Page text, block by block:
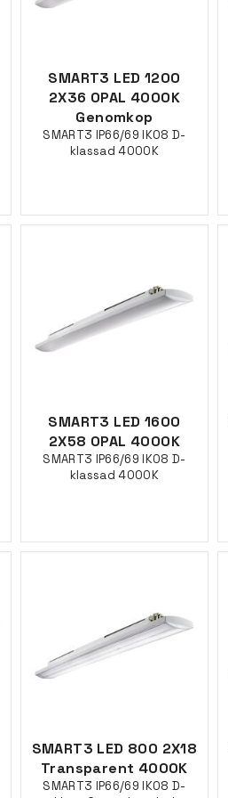
SMART3 LED 1200
2X36 OPAL 4000K
Genomkop
SMART3 IP66/69 IK08 D-
klassad 4000K
SMART3 LED 1600
2X58 OPAL 4000K
SMART3 IP66/69 IK08 D-
klassad 4000K
SMART3 LED 800 2X18
Transparent 4000K
SMART3 IP66/69 IK08 D-